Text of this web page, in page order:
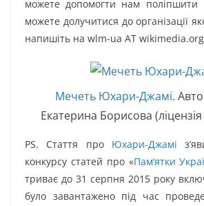
можете допомогти нам поліпшити
можете долучитися до організації
напишіть на wlm-ua AT
Мечеть Юхари-Джамі.
Екатерина Борисова (ліцензія
PS. Стаття про Юхари-Джамі
конкурсу статей про «Пам’ятки
триває до 31 серпня 2015 року
було завантажено під час